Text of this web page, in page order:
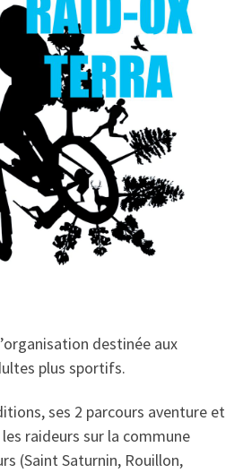
destinée aux
plus sportifs.
ses 2 parcours aventure et
raideurs sur la commune
(Saint Saturnin, Rouillon,